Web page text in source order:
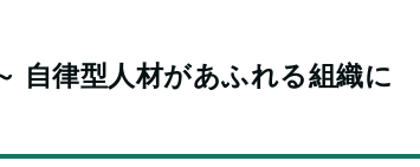
自律型人材があふれる組織に